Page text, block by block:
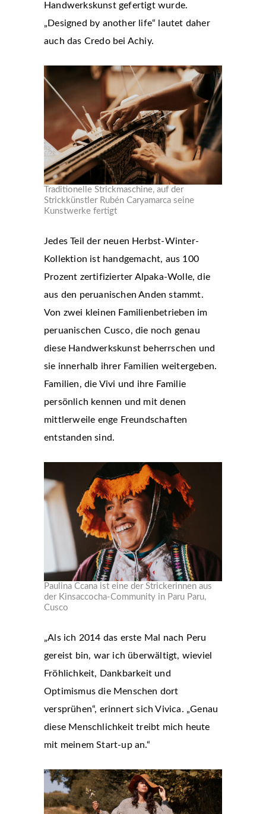
Handwerkskunst gefertigt wurde.
„Designed by another life“ lautet daher
auch das Credo bei Achiy.
Traditionelle Strickmaschine, auf der
Strickkünstler Rubén Caryamarca seine
Kunstwerke fertigt
Jedes Teil der neuen Herbst-Winter-
Kollektion ist handgemacht, aus 100
Prozent zertifizierter Alpaka-Wolle, die
aus den peruanischen Anden stammt.
Von zwei kleinen Familienbetrieben im
peruanischen Cusco, die noch genau
diese Handwerkskunst beherrschen und
sie innerhalb ihrer Familien weitergeben.
Familien, die Vivi und ihre Familie
persönlich kennen und mit denen
mittlerweile enge Freundschaften
entstanden sind.
Paulina Ccana ist eine der Strickerinnen aus
der Kinsaccocha-Community in Paru Paru,
Cusco
„Als ich 2014 das erste Mal nach Peru
gereist bin, war ich überwältigt, wieviel
Fröhlichkeit, Dankbarkeit und
Optimismus die Menschen dort
versprühen“, erinnert sich Vivica. „Genau
diese Menschlichkeit treibt mich heute
mit meinem Start-up an.“